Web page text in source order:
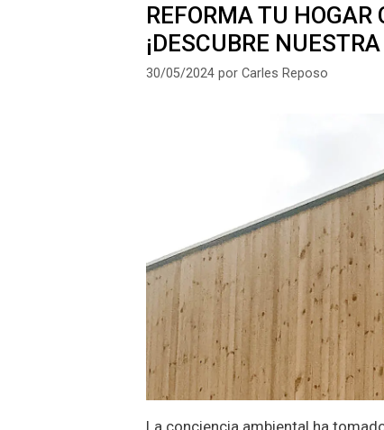
REFORMA TU HOGAR
¡DESCUBRE
30/05/2024 por Carles Reposo